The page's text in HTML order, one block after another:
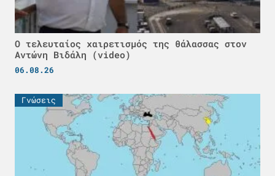
Ο τελευταίος χαιρετισμός της θάλασσας στον
Αντώνη Βιδάλη (video)
06.08.26
Γνώσεις